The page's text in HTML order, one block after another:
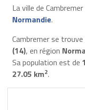
La ville de
Normandie.
Cambremer se
(14), en région
Sa population est de
27.05 km2.